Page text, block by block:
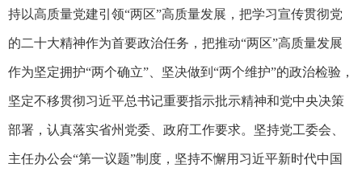
持以高质量党建引领“两区”高质量发展，把学习宣传贯彻党
的二十大精神作为首要政治任务，把推动“两区”高质量发展
作为坚定拥护“两个确立”、坚决做到“两个维护”的政治检验，
坚定不移贯彻习近平总书记重要指示批示精神和党中央决策
部署，认真落实省州党委、政府工作要求。坚持党工委会、
主任办公会“第一议题”制度，坚持不懈用习近平新时代中国